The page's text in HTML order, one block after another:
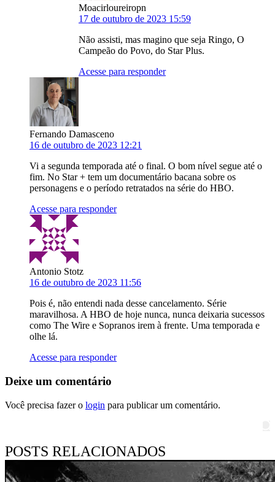
Moacirloureiropn
17 de outubro de 2023 15:59
Não assisti, mas magino que seja Ringo, O
Campeão do Povo, do Star Plus.
Acesse para responder
Fernando Damasceno
16 de outubro de 2023 12:21
Vi a segunda temporada até o final. O bom nível segue até o
fim. No Star + tem um documentário bacana sobre os
personagens e o período retratados na série do HBO.
Acesse para responder
Antonio Stotz
16 de outubro de 2023 11:56
Pois é, não entendi nada desse cancelamento. Série
maravilhosa. A HBO de hoje nunca, nunca deixaria sucessos
como The Wire e Sopranos irem à frente. Uma temporada e
olhe lá.
Acesse para responder
Deixe um comentário
Você precisa fazer o login para publicar um comentário.
POSTS RELACIONADOS